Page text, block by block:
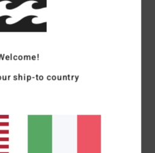
maglia con il suo
schiena e maniche,
e carattere.
ship-to country